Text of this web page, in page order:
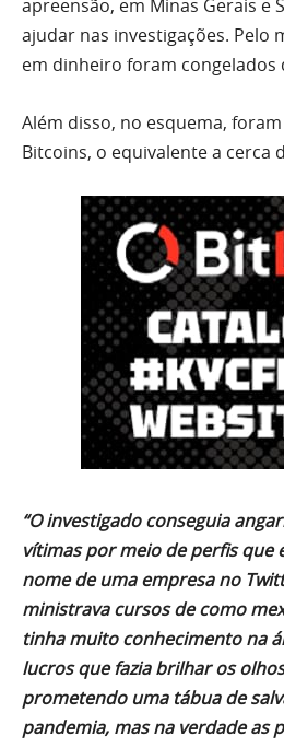
apreensão, em Minas Gerais e
ajudar nas investigações. Pelo
em dinheiro foram congelados
Além disso, no esquema,
Bitcoins, o equivalente a cerca
“O investigado conseguia
vítimas por meio de perfis que
nome de uma empresa no
ministrava cursos de como
tinha muito conhecimento na
lucros que fazia brilhar os
prometendo uma tábua de
pandemia, mas na verdade as